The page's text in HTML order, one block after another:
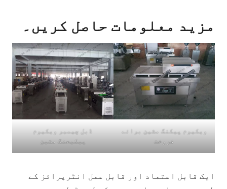
مزید معلومات حاصل کریں۔
ویکیوم پیکنگ مشین برائے
فروخت
ڈبل چیمبر ویکیوم
پیکیجنگ مشین
ایک قابل اعتماد اور قابل عمل انٹرپرائز کے